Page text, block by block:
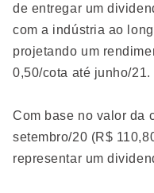
de entregar um
com a indústria ao
projetando um
0,50/cota até junho/21.
Com base no valor da
setembro/20 (R$
representar um